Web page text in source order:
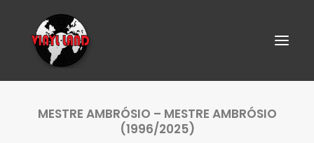
MESTRE AMBRÓSIO – MESTRE AMBRÓSIO
(1996/2025)